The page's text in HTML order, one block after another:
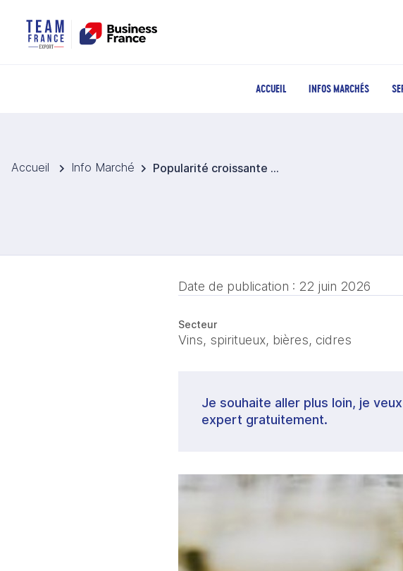
ACCUEIL INFOS MARCHÉS
Accueil Info Marché Popularité croissante du crémant de Bourgogne en Corée
Date de publication : 22 juin 2026
Secteur
Vins, spiritueux, bières, cidres
Je souhaite aller plus loin, je
expert gratuitement.